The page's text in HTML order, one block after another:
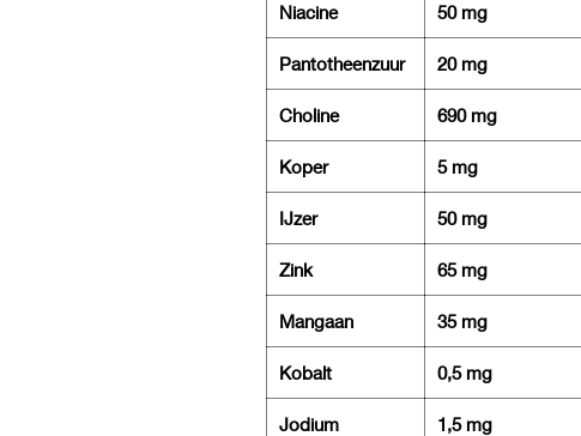
Niacine 50 mg
Pantotheenzuur 20 mg
Choline 690 mg
Koper 5 mg
IJzer 50 mg
Zink 65 mg
Mangaan 35 mg
Kobalt 0,5 mg
Jodium 1,5 mg